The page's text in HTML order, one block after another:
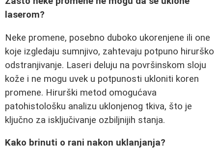
laserom?
Neke promene, posebno duboko ukorenjene ili one
koje izgledaju sumnjivo, zahtevaju potpuno hirurško
odstranjivanje. Laseri deluju na površinskom sloju
kože i ne mogu uvek u potpunosti ukloniti koren
promene. Hirurški metod omogućava
patohistološku analizu uklonjenog tkiva, što je
ključno za isključivanje ozbiljnijih stanja.
Kako brinuti o rani nakon uklanjanja?